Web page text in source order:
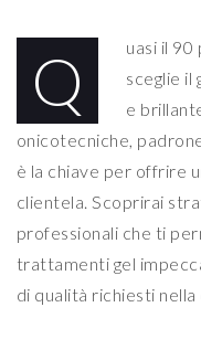
Q
uasi il
sceglie il
e
onicotecniche,
è la chiave per offrire
clientela. Scoprirai
professionali che ti
trattamenti gel
di qualità richiesti